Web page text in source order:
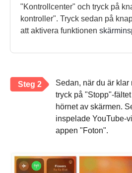
"Kontrollcenter" och tryck på
kontroller". Tryck sedan på
att aktivera funktionen
Steg 2
Sedan, när du är
tryck på "Stopp"-
hörnet av skärmen.
inspelade YouTube-
appen "Foton".